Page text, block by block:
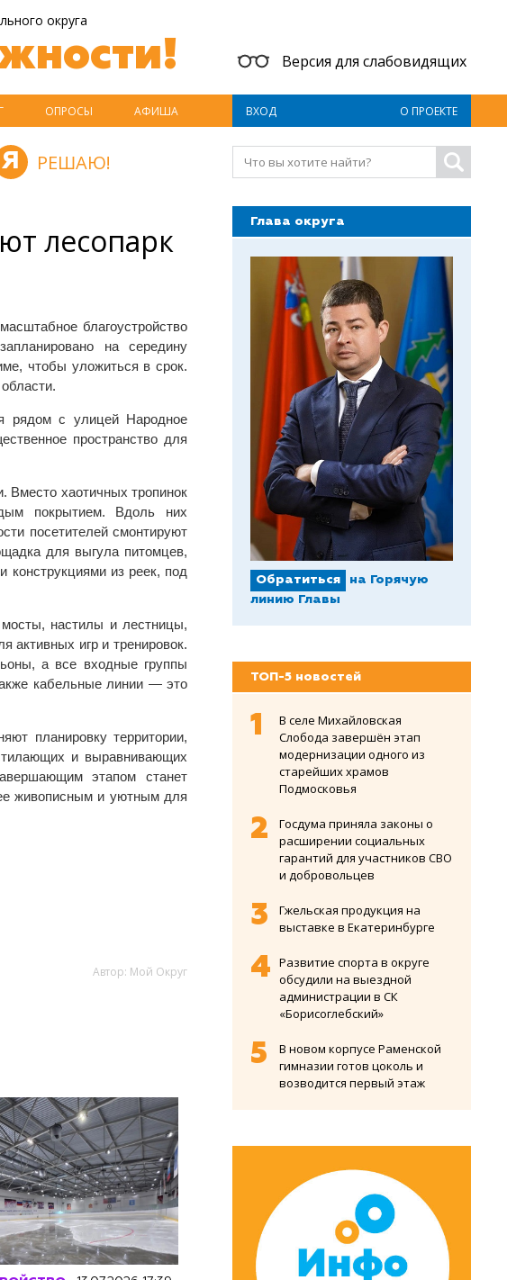
округа
Версия для слабовидящих
ОПРОСЫ АФИША ВХОД О ПРОЕКТЕ
РЕШАЮ!
лесопарк
благоустройство
на середину
чтобы уложиться в срок.
рядом с улицей Народное
пространство для
Вместо хаотичных тропинок
покрытием. Вдоль них
посетителей смонтируют
для выгула питомцев,
конструкциями из реек, под
настилы и лестницы,
активных игр и тренировок.
а все входные группы
кабельные линии — это
планировку территории,
и выравнивающих
этапом станет
живописным и уютным для
Автор: Мой Округ
Глава округа
Обратиться
на Горячую
линию Главы
ТОП-5 новостей
В селе Михайловская
Слобода завершён этап
модернизации одного из
старейших храмов
Подмосковья
Госдума приняла законы о
расширении социальных
гарантий для участников СВО
и добровольцев
Гжельская продукция на
выставке в Екатеринбурге
Развитие спорта в округе
обсудили на выездной
администрации в СК
«Борисоглебский»
В новом корпусе Раменской
гимназии готов цоколь и
возводится первый этаж